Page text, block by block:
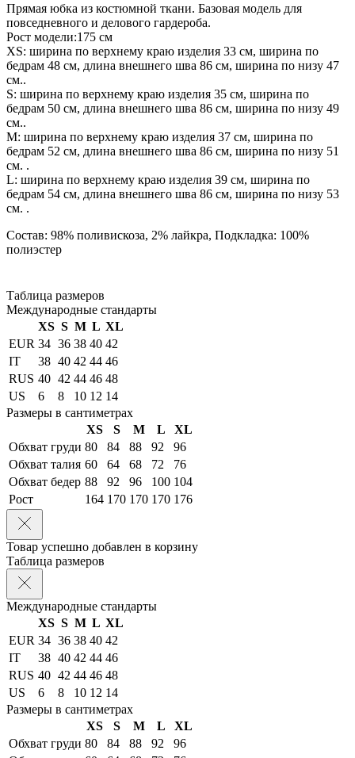
Прямая юбка из костюмной ткани. Базовая модель для
повседневного и делового гардероба.
Рост модели:175 см
XS: ширина по верхнему краю изделия 33 см, ширина по
бедрам 48 см, длина внешнего шва 86 см, ширина по низу 47
см..
S: ширина по верхнему краю изделия 35 см, ширина по
бедрам 50 см, длина внешнего шва 86 см, ширина по низу 49
см..
М: ширина по верхнему краю изделия 37 см, ширина по
бедрам 52 см, длина внешнего шва 86 см, ширина по низу 51
см. .
L: ширина по верхнему краю изделия 39 см, ширина по
бедрам 54 см, длина внешнего шва 86 см, ширина по низу 53
см. .
Состав: 98% поливискоза, 2% лайкра, Подкладка: 100%
полиэстер
Таблица размеров
Международные стандарты
XS S M L XL
EUR 34 36 38 40 42
IT
38 40 42 44 46
RUS 40 42 44 46 48
US
6 8 10 12 14
Размеры в сантиметрах
XS
S M L
XL
Обхват груди 80 84 88 92
96
Обхват талия 60 64 68 72
76
Обхват бедер 88 92 96 100 104
Рост
164 170 170 170 176
Товар успешно добавлен в корзину
Таблица размеров
Международные стандарты
XS S M L XL
EUR 34 36 38 40 42
IT
38 40 42 44 46
RUS 40 42 44 46 48
US
6 8 10 12 14
Размеры в сантиметрах
XS
S M L
XL
Обхват груди 80 84 88 92
96